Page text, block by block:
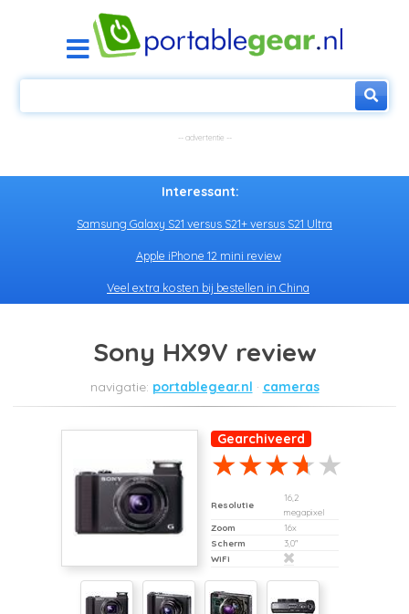
Interessant:
Samsung Galaxy S21 versus S21+ versus S21 Ultra
Apple iPhone 12 mini review
Veel extra kosten bij bestellen in China
Sony HX9V review
portablegear.nl cameras
Gearchiveerd
Resolutie
16,2
megapixel
Zoom
16x
Scherm
3,0"
WiFi